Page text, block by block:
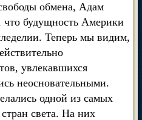
обмена, Адам
будущность Америки
Теперь мы видим,
увлекавшихся
неосновательными.
одной из самых
света. На них